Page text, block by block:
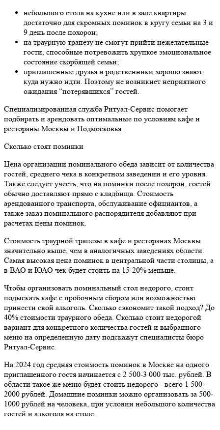
небольшого стола на кухне или в зале квартиры
достаточно для скромных поминок в кругу семьи на 3 и
9 день после похорон;
на траурную трапезу не смогут прийти нежелательные
гости, способные потревожить хрупкое эмоциональное
состояние скорбящей семьи;
приглашенные друзья и родственники хорошо знают,
куда нужно идти. Поэтому не возникнет неприятного
ожидания “потерявшихся” гостей.
Специализированная служба Ритуал-Сервис помогает
подбирать и арендовать оптимальные по условиям кафе и
рестораны Москвы и Подмосковья.
Сколько стоят поминки
Цена организации поминального обеда зависит от количества
гостей, среднего чека в конкретном заведении и его уровня.
Также следует учесть, что на поминки после похорон, гостей
обычно доставляют прямо с кладбища. Стоимость
арендованного транспорта, обслуживание официантов, а
также заказ поминального распорядителя добавляют при
расчетах цены поминок.
Стоимость траурной трапезы в кафе и ресторанах Москвы
значительно выше, чем в аналогичных заведениях области.
Самая высокая цена поминок в центральной части столицы, а
в ВАО и ЮАО чек будет стоить на 15-20% меньше.
Чтобы организовать поминальный стол недорого, стоит
подыскать кафе с пробочным сбором или возможностью
принести свой алкоголь. Сколько сэкономит такой подход? До
40% стоимости траурного обеда. Сколько стоит недорогой
вариант для конкретного количества гостей и выбранного
меню на определенную дату подскажут специалисты бюро
Ритуал-Сервис.
На 2024 год средняя стоимость поминок в Москве на одного
приглашенного гостя начинается с 2 500-3 000 тыс. рублей. В
области такое же меню будет стоить недорого - всего 1 500-
2000 рублей. Домашние поминки можно организовать за 500-
1000 рублей на человека, при условии небольшого количества
гостей и алкоголя на столе.